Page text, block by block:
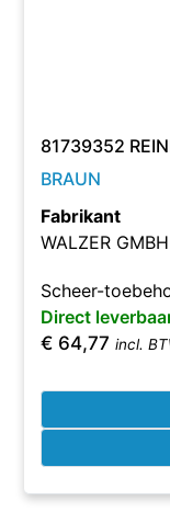
81739352
BRAUN
Fabrikant
WALZER GMBH
Scheer-
Direct
€ 64,77 incl.